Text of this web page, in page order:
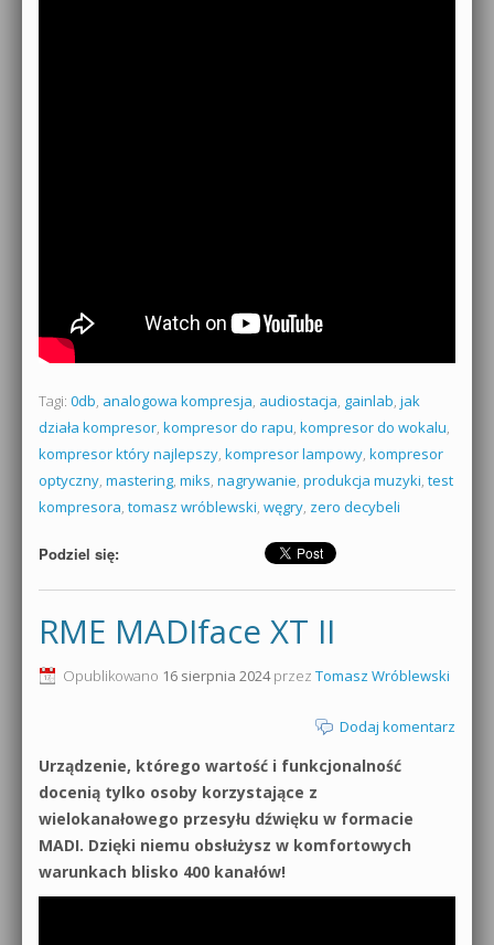
Tagi: 0db, analogowa kompresja, audiostacja, gainlab, jak
działa kompresor, kompresor do rapu, kompresor do wokalu,
kompresor który najlepszy, kompresor lampowy, kompresor
optyczny, mastering, miks, nagrywanie, produkcja muzyki, test
kompresora, tomasz wróblewski, węgry, zero decybeli
Podziel się:
RME MADIface XT II
Opublikowano 16 sierpnia 2024przez Tomasz Wróblewski
Dodaj komentarz
Urządzenie, którego wartość i funkcjonalność
docenią tylko osoby korzystające z
wielokanałowego przesyłu dźwięku w formacie
MADI. Dzięki niemu obsłużysz w komfortowych
warunkach blisko 400 kanałów!